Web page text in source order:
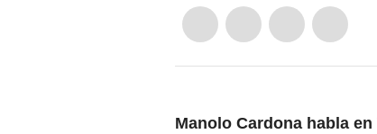
Manolo Cardona habla